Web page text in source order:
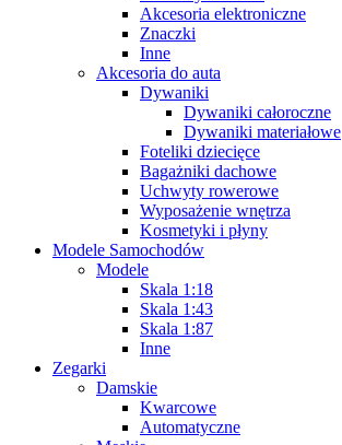
Akcesoria elektroniczne
Znaczki
Inne
Akcesoria do auta
Dywaniki
Dywaniki całoroczne
Dywaniki materiałowe
Foteliki dziecięce
Bagażniki dachowe
Uchwyty rowerowe
Wyposażenie wnętrza
Kosmetyki i płyny
Modele Samochodów
Modele
Skala 1:18
Skala 1:43
Skala 1:87
Inne
Zegarki
Damskie
Kwarcowe
Automatyczne